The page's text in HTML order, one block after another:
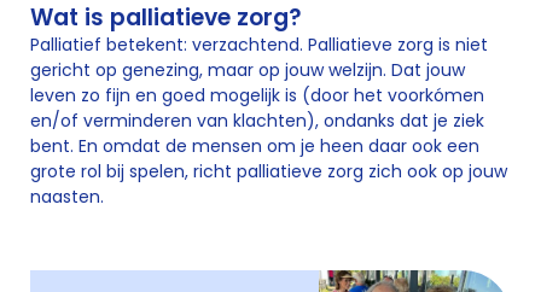
Wat is palliatieve zorg?
Palliatief betekent: verzachtend. Palliatieve zorg is niet
gericht op genezing, maar op jouw welzijn. Dat jouw
leven zo fijn en goed mogelijk is (door het voorkómen
en/of verminderen van klachten), ondanks dat je ziek
bent. En omdat de mensen om je heen daar ook een
grote rol bij spelen, richt palliatieve zorg zich ook op jouw
naasten.